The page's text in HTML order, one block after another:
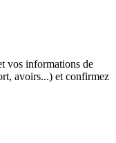
vos informations de
avoirs...) et confirmez